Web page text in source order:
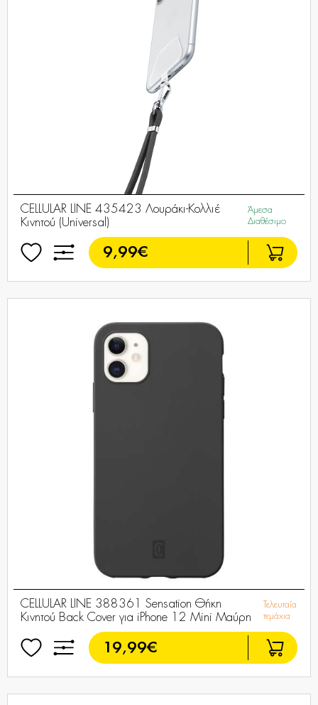
CELLULAR LINE 435423 Λουράκι-Κολλιέ
Κινητού (Universal)
Άμεσα
Διαθέσιμο
9,99€
CELLULAR LINE 388361 Sensation Θήκη
Κινητού Back Cover για iPhone 12 Mini Μαύρη
Τελευταία
τεμάχια
19,99€